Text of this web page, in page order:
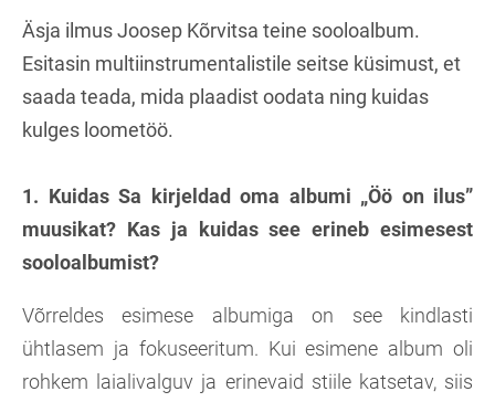
Äsja ilmus Joosep Kõrvitsa teine sooloalbum.
Esitasin multiinstrumentalistile seitse küsimust, et
saada teada, mida plaadist oodata ning kuidas
kulges loometöö.
1. Kuidas Sa kirjeldad oma albumi „Öö on ilus”
muusikat? Kas ja kuidas see erineb esimesest
sooloalbumist?
Võrreldes esimese albumiga on see kindlasti
ühtlasem ja fokuseeritum. Kui esimene album oli
rohkem laialivalguv ja erinevaid stiile katsetav, siis